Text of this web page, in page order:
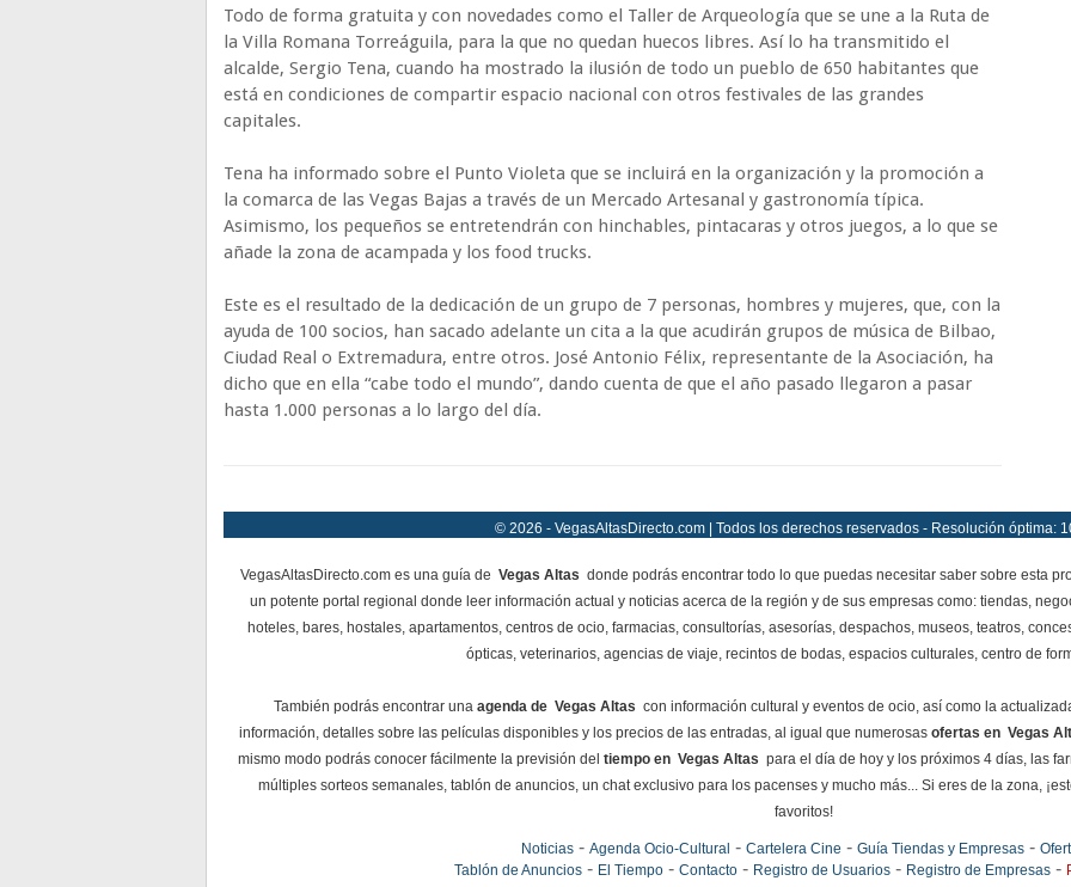
Todo de forma gratuita y con novedades como el Taller de Arqueología que se une a la Ruta de
la Villa Romana Torreáguila, para la que no quedan huecos libres. Así lo ha transmitido el
alcalde, Sergio Tena, cuando ha mostrado la ilusión de todo un pueblo de 650 habitantes que
está en condiciones de compartir espacio nacional con otros festivales de las grandes
capitales.
Tena ha informado sobre el Punto Violeta que se incluirá en la organización y la promoción a
la comarca de las Vegas Bajas a través de un Mercado Artesanal y gastronomía típica.
Asimismo, los pequeños se entretendrán con hinchables, pintacaras y otros juegos, a lo que se
añade la zona de acampada y los food trucks.
Este es el resultado de la dedicación de un grupo de 7 personas, hombres y mujeres, que, con la
ayuda de 100 socios, han sacado adelante un cita a la que acudirán grupos de música de Bilbao,
Ciudad Real o Extremadura, entre otros. José Antonio Félix, representante de la Asociación, ha
dicho que en ella “cabe todo el mundo”, dando cuenta de que el año pasado llegaron a pasar
hasta 1.000 personas a lo largo del día.
© 2026 - VegasAltasDirecto.com | Todos los derechos reservados - Resolución óptima:
VegasAltasDirecto.com es una guía de Vegas Altas donde podrás encontrar todo lo que puedas necesitar saber sobre esta
un potente portal regional donde leer información actual y noticias acerca de la región y de sus empresas como: tiendas,
hoteles, bares, hostales, apartamentos, centros de ocio, farmacias, consultorías, asesorías, despachos, museos, teatros,
ópticas, veterinarios, agencias de viaje, recintos de bodas, espacios culturales, centro de
También podrás encontrar una agenda de Vegas Altas con información cultural y eventos de ocio, así como la
información, detalles sobre las películas disponibles y los precios de las entradas, al igual que numerosas ofertas en Vegas
mismo modo podrás conocer fácilmente la previsión del tiempo en Vegas Altas para el día de hoy y los próximos 4 días, las
múltiples sorteos semanales, tablón de anuncios, un chat exclusivo para los pacenses y mucho más... Si eres de la zona,
favoritos!
Noticias- Agenda Ocio-Cultural - Cartelera Cine - Guía Tiendas y Empresas-
Tablón de Anuncios- El Tiempo- Contacto- Registro de Usuarios- Registro de Empresas-